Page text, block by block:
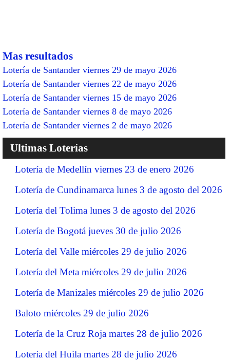
Mas resultados
Lotería de Santander viernes 29 de mayo 2026
Lotería de Santander viernes 22 de mayo 2026
Lotería de Santander viernes 15 de mayo 2026
Lotería de Santander viernes 8 de mayo 2026
Lotería de Santander viernes 2 de mayo 2026
Ultimas Loterías
Lotería de Medellín viernes 23 de enero 2026
Lotería de Cundinamarca lunes 3 de agosto del 2026
Lotería del Tolima lunes 3 de agosto del 2026
Lotería de Bogotá jueves 30 de julio 2026
Lotería del Valle miércoles 29 de julio 2026
Lotería del Meta miércoles 29 de julio 2026
Lotería de Manizales miércoles 29 de julio 2026
Baloto miércoles 29 de julio 2026
Lotería de la Cruz Roja martes 28 de julio 2026
Lotería del Huila martes 28 de julio 2026